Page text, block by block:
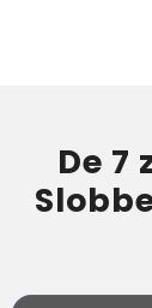
De 7